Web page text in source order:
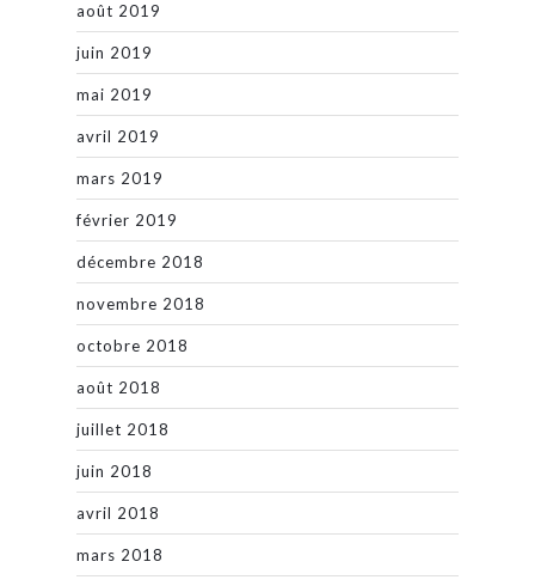
août 2019
juin 2019
mai 2019
avril 2019
mars 2019
février 2019
décembre 2018
novembre 2018
octobre 2018
août 2018
juillet 2018
juin 2018
avril 2018
mars 2018